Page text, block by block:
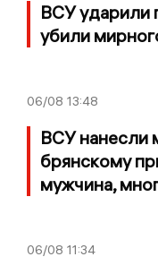
ВСУ ударили
убили
06/08 13:48
ВСУ нанесли
брянскому
мужчина,
06/08 11:34